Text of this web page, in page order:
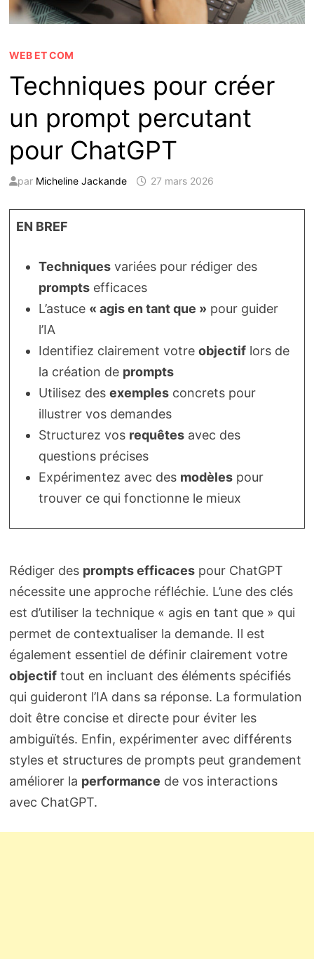
WEB ET COM
Techniques pour créer
un prompt percutant
pour ChatGPT
par Micheline Jackande 27 mars 2026
EN BREF
Techniquesvariées pour rédiger des
promptsefficaces
L’astuce « agis en tant que » pour guider
l’IA
Identifiez clairement votre objectiflors de
la création de prompts
Utilisez des exemplesconcrets pour
illustrer vos demandes
Structurez vos requêtesavec des
questions précises
Expérimentez avec des modèlespour
trouver ce qui fonctionne le mieux
Rédiger des prompts efficacespour ChatGPT
nécessite une approche réfléchie. L’une des clés
est d’utiliser la technique « agis en tant que » qui
permet de contextualiser la demande. Il est
également essentiel de définir clairement votre
objectiftout en incluant des éléments spécifiés
qui guideront l’IA dans sa réponse. La formulation
doit être concise et directe pour éviter les
ambiguïtés. Enfin, expérimenter avec différents
styles et structures de prompts peut grandement
améliorer la performance de vos interactions
avec ChatGPT.